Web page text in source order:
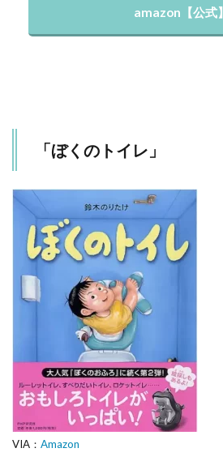
amazon【公式】
「ぼくのトイレ」
VIA： Amazon